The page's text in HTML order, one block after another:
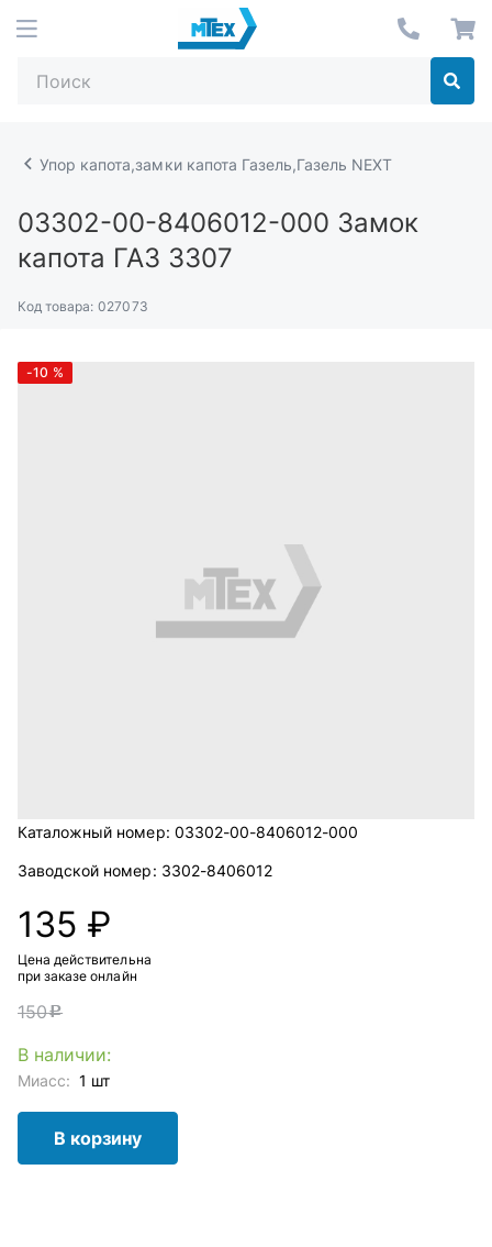
Упор капота,замки капота Газель,Газель NEXT
03302-00-8406012-000 Замок
капота ГАЗ 3307
Код товара: 027073
-10 %
Каталожный номер: 03302-00-8406012-000
Заводской номер: 3302-8406012
135 ₽
Цена действительна
при заказе онлайн
150c
В наличии:
Миасс: 1 шт
В корзину